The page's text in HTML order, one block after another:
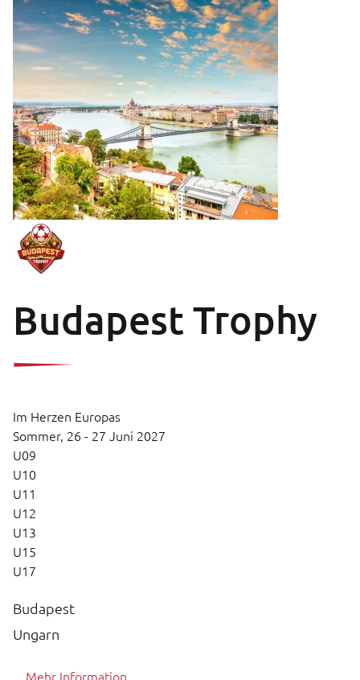
Budapest Trophy
Im Herzen Europas
Sommer, 26 - 27 Juni 2027
U09
U10
U11
U12
U13
U15
U17
Budapest
Ungarn
Mehr Information